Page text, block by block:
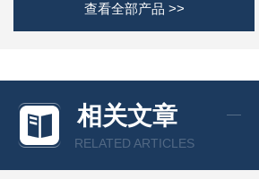
查看全部产品 >>
相关文章
RELATED ARTICLES